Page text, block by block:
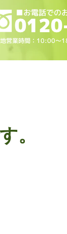
営業時間：10:00～
。